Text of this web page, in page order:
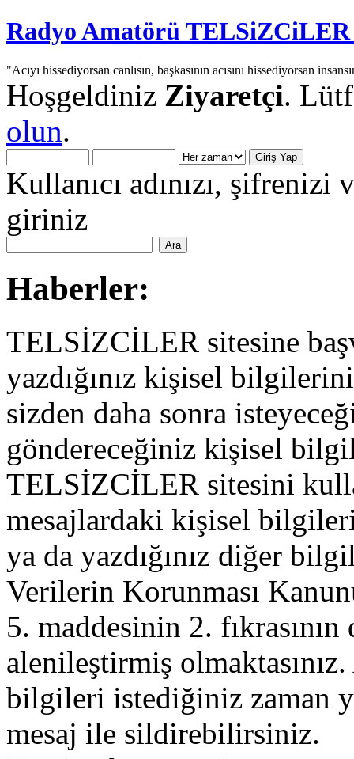
Radyo Amatörü
"Acıyı hissediyorsan canlısın, başkasının acısını hissediyorsan
Hoşgeldiniz Ziyaretçi.
olun.
Kullanıcı adınızı,
giriniz
Haberler:
TELSİZCİLER sitesine
yazdığınız kişisel
sizden daha sonra
göndereceğiniz kişisel
TELSİZCİLER sitesini
mesajlardaki kişisel
ya da yazdığınız diğer
Verilerin Korunması
5. maddesinin 2.
alenileştirmiş
bilgileri istediğiniz zaman
mesaj ile sildirebilirsiniz.